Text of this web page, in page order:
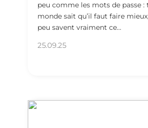
peu comme les mots de passe :
monde sait qu’il faut faire
peu savent vraiment ce…
25.09.25